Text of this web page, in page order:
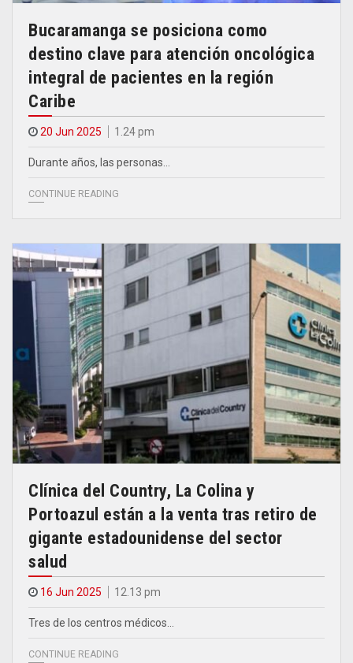
Bucaramanga se posiciona como
destino clave para atención oncológica
integral de pacientes en la región
Caribe
20 Jun 2025 1.24 pm
Durante años, las personas…
CONTINUE READING
Clínica del Country, La Colina y
Portoazul están a la venta tras retiro de
gigante estadounidense del sector
salud
16 Jun 2025 12.13 pm
Tres de los centros médicos…
CONTINUE READING